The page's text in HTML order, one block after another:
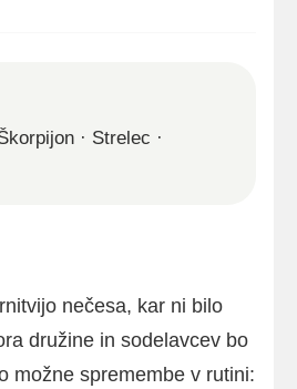
· Strelec ·
nečesa, kar ni bilo
družine in sodelavcev bo
možne spremembe v rutini: